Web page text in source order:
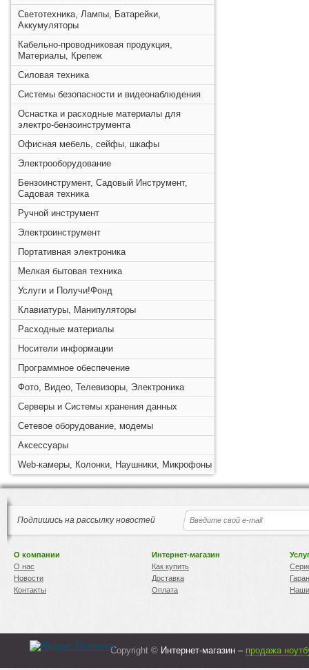
Светотехника, Лампы, Батарейки,
Аккумуляторы
Кабельно-проводниковая продукция,
Материалы, Крепеж
Силовая техника
Системы безопасности и видеонаблюдения
Оснастка и расходные материалы для
электро-бензоинструмента
Офисная мебель, сейфы, шкафы
Электрооборудование
Бензоинструмент, Садовый Инструмент,
Садовая техника
Ручной инструмент
Электроинструмент
Портативная электроника
Мелкая бытовая техника
Услуги и Получи!Фонд
Клавиатуры, Манипуляторы
Расходные материалы
Носители информации
Программное обеспечение
Фото, Видео, Телевизоры, Электроника
Серверы и Системы хранения данных
Сетевое оборудование, модемы
Аксессуары
Web-камеры, Колонки, Наушники, Микрофоны
Подпишись на рассылку новостей
О компании
О нас
Новости
Контакты
Интернет-магазин
Как купить
Доставка
Оплата
Copyright © Интернет-магазин – продажа